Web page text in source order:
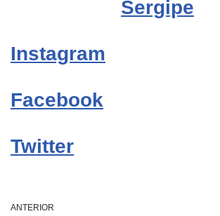
Sergipe
Instagram
Facebook
Twitter
ANTERIOR